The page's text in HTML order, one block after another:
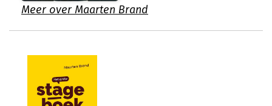
Meer over Maarten Brand